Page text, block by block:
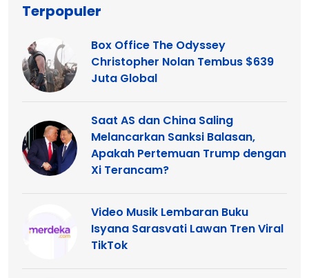
Terpopuler
Box Office The Odyssey
Christopher Nolan Tembus $639
Juta Global
Saat AS dan China Saling
Melancarkan Sanksi Balasan,
Apakah Pertemuan Trump dengan
Xi Terancam?
Video Musik Lembaran Buku
Isyana Sarasvati Lawan Tren Viral
TikTok